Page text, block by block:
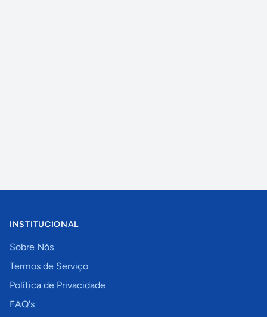
INSTITUCIONAL
Sobre Nós
Termos de Serviço
Política de Privacidade
FAQ's